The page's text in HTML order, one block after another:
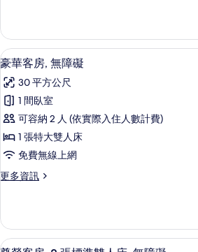
有
相
片
客
房
(Skyline)
詳
情
顯
示
豪
華
客
房,
無
障
的
所
埃及棉
6
豪華客房, 無障礙
30 平方公尺
1 間臥室
可容納 2 人 (依實際入住人數計費)
1 張特大雙人床
免費無線上網
更多資訊
更
客
房,
顯